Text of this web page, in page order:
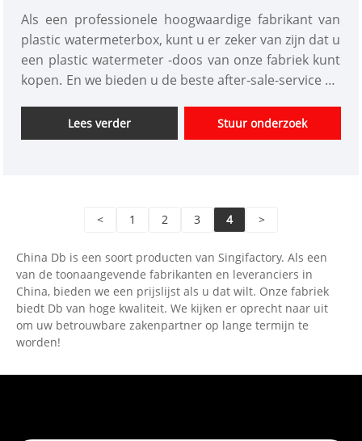
Als een professionele hoogwaardige fabrikant van
plastic watermeterbox, kunt u er zeker van zijn dat u
een plastic watermeter -doos van onze fabriek kunt
kopen. En we bieden u de beste after-sale-service en
vergrendelingbare kogelventiel voor watermeter
inclusief expansie gewrichtswaterkast met een
watermeters doos/nylon watermeter box,
Lees verder Stuur onderzoek
< 1 2 3 4 >
China Db is een soort producten van Singifactory. Als een
van de toonaangevende fabrikanten en leveranciers in
China, bieden we een prijslijst als u dat wilt. Onze fabriek
biedt Db van hoge kwaliteit. We kijken er oprecht naar uit
om uw betrouwbare zakenpartner op lange termijn te
worden!